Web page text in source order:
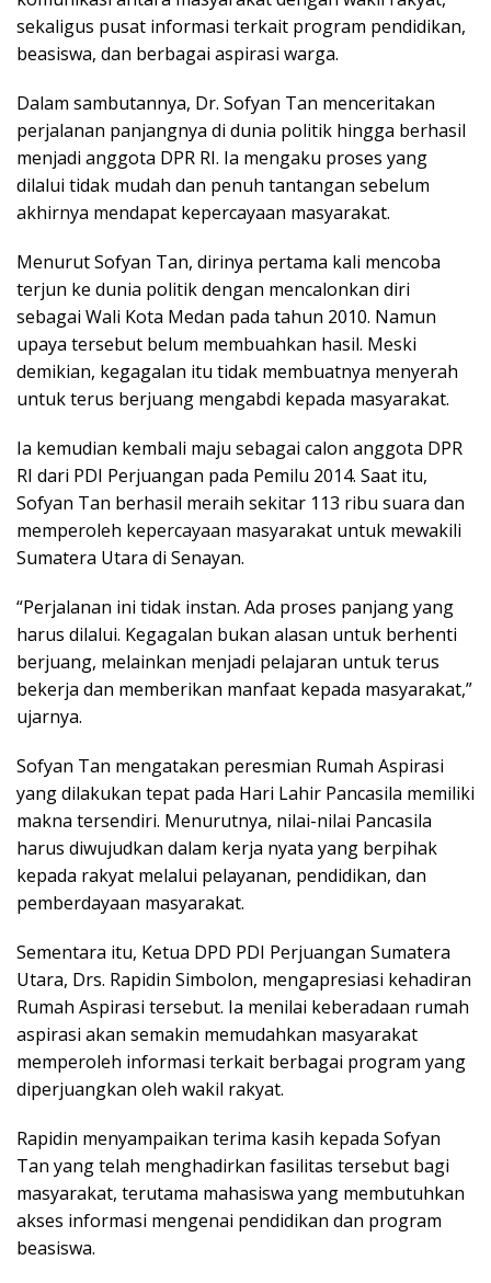
sekaligus pusat informasi terkait program pendidikan,
beasiswa, dan berbagai aspirasi warga.
Dalam sambutannya, Dr. Sofyan Tan menceritakan
perjalanan panjangnya di dunia politik hingga berhasil
menjadi anggota DPR RI. Ia mengaku proses yang
dilalui tidak mudah dan penuh tantangan sebelum
akhirnya mendapat kepercayaan masyarakat.
Menurut Sofyan Tan, dirinya pertama kali mencoba
terjun ke dunia politik dengan mencalonkan diri
sebagai Wali Kota Medan pada tahun 2010. Namun
upaya tersebut belum membuahkan hasil. Meski
demikian, kegagalan itu tidak membuatnya menyerah
untuk terus berjuang mengabdi kepada masyarakat.
Ia kemudian kembali maju sebagai calon anggota DPR
RI dari PDI Perjuangan pada Pemilu 2014. Saat itu,
Sofyan Tan berhasil meraih sekitar 113 ribu suara dan
memperoleh kepercayaan masyarakat untuk mewakili
Sumatera Utara di Senayan.
“Perjalanan ini tidak instan. Ada proses panjang yang
harus dilalui. Kegagalan bukan alasan untuk berhenti
berjuang, melainkan menjadi pelajaran untuk terus
bekerja dan memberikan manfaat kepada masyarakat,”
ujarnya.
Sofyan Tan mengatakan peresmian Rumah Aspirasi
yang dilakukan tepat pada Hari Lahir Pancasila memiliki
makna tersendiri. Menurutnya, nilai-nilai Pancasila
harus diwujudkan dalam kerja nyata yang berpihak
kepada rakyat melalui pelayanan, pendidikan, dan
pemberdayaan masyarakat.
Sementara itu, Ketua DPD PDI Perjuangan Sumatera
Utara, Drs. Rapidin Simbolon, mengapresiasi kehadiran
Rumah Aspirasi tersebut. Ia menilai keberadaan rumah
aspirasi akan semakin memudahkan masyarakat
memperoleh informasi terkait berbagai program yang
diperjuangkan oleh wakil rakyat.
Rapidin menyampaikan terima kasih kepada Sofyan
Tan yang telah menghadirkan fasilitas tersebut bagi
masyarakat, terutama mahasiswa yang membutuhkan
akses informasi mengenai pendidikan dan program
beasiswa.